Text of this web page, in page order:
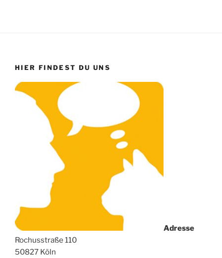
HIER FINDEST DU UNS
Adresse
Rochusstraße 110
50827 Köln